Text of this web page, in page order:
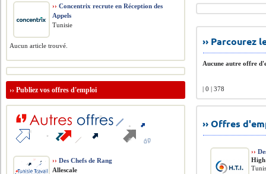
››
Aucune autre offre
| 0 | 378
›› Offres
››
›› Concentrix recrute en Réception des
Appels
Tunisie
Aucun article trouvé.
››Publiez vos offres d'emploi
›› Des Chefs de Rang
Allescale